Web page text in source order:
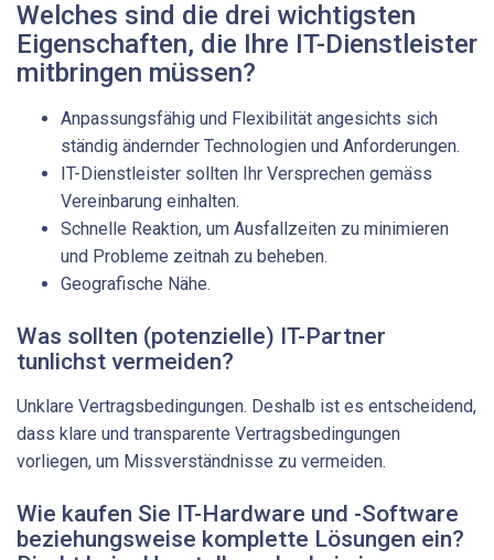
Welches sind die drei wichtigsten
Eigenschaften, die Ihre IT-Dienstleister
mitbringen müssen?
Anpassungsfähig und Flexibilität angesichts sich
ständig ändernder Technologien und Anforderungen.
IT-Dienstleister sollten Ihr Versprechen gemäss
Vereinbarung einhalten.
Schnelle Reaktion, um Ausfallzeiten zu minimieren
und Probleme zeitnah zu beheben.
Geografische Nähe.
Was sollten (potenzielle) IT-Partner
tunlichst vermeiden?
Unklare Vertragsbedingungen. Deshalb ist es entscheidend,
dass klare und transparente Vertragsbedingungen
vorliegen, um Missverständnisse zu vermeiden.
Wie kaufen Sie IT-Hardware und -Software
beziehungsweise komplette Lösungen ein?